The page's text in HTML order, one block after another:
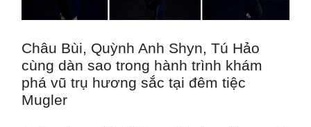
Châu Bùi, Quỳnh Anh Shyn, Tú Hảo
cùng dàn sao trong hành trình khám
phá vũ trụ hương sắc tại đêm tiệc
Mugler